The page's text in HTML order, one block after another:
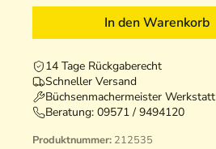
In den Warenkorb
14 Tage Rückgaberecht
Schneller Versand
Büchsenmachermeister Werkstatt
Beratung: 09571 / 9494120
Produktnummer: 212535